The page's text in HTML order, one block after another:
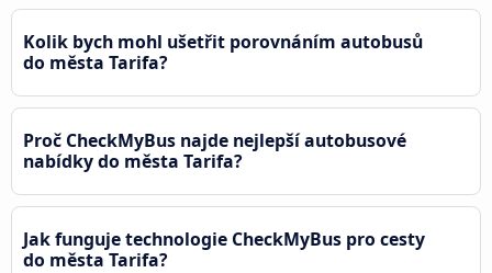
Kolik bych mohl ušetřit porovnáním autobusů
do města Tarifa?
Proč CheckMyBus najde nejlepší autobusové
nabídky do města Tarifa?
Jak funguje technologie CheckMyBus pro cesty
do města Tarifa?